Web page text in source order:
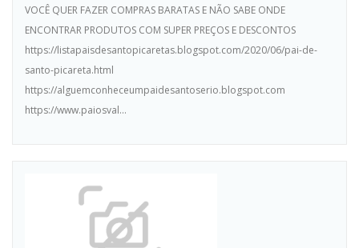
VOCÊ QUER FAZER COMPRAS BARATAS E NÃO SABE ONDE
ENCONTRAR PRODUTOS COM SUPER PREÇOS E DESCONTOS
https://listapaisdesantopicaretas.blogspot.com/2020/06/pai-de-
santo-picareta.html
https://alguemconheceumpaidesantoserio.blogspot.com
https://www.paiosval...